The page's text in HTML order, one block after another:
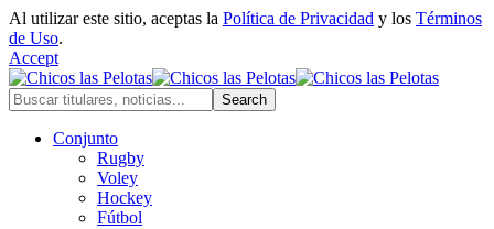
Al utilizar este sitio, aceptas la Política de Privacidad y los Términos
de Uso.
Accept
Conjunto
Rugby
Voley
Hockey
Fútbol